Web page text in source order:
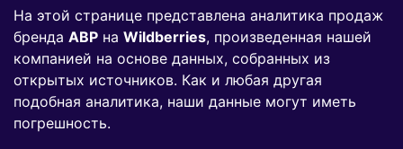
На этой странице представлена аналитика продаж
бренда АВР на Wildberries, произведенная нашей
компанией на основе данных, собранных из
открытых источников. Как и любая другая
подобная аналитика, наши данные могут иметь
погрешность.